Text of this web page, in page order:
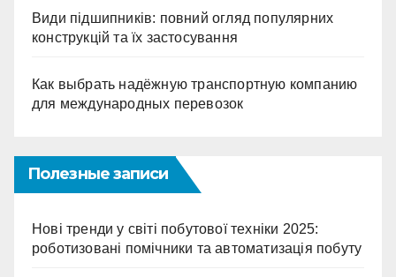
Види підшипників: повний огляд популярних
конструкцій та їх застосування
Как выбрать надёжную транспортную компанию
для международных перевозок
Полезные записи
Нові тренди у світі побутової техніки 2025:
роботизовані помічники та автоматизація побуту